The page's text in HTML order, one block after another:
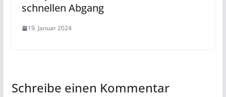
schnellen Abgang
19. Januar 2024
Schreibe einen Kommentar